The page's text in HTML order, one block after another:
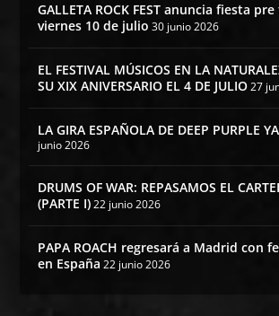
GALLETA ROCK FEST anuncia fiesta
viernes 10 de julio 30 junio 2026
EL FESTIVAL MÚSICOS EN LA
SU XIX ANIVERSARIO EL 4 DE JULIO 27
LA GIRA ESPAÑOLA DE DEEP PURPLE
junio 2026
DRUMS OF WAR: REPASAMOS EL
(PARTE I) 22 junio 2026
PAPA ROACH regresará a Madrid con
en España 22 junio 2026